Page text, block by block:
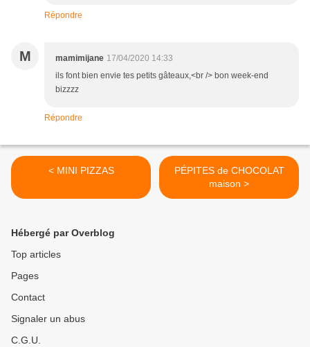
Répondre
M mamimijane 17/04/2020 14:33
ils font bien envie tes petits gâteaux,<br /> bon week-end
bizzzz
Répondre
< MINI PIZZAS
PÉPITES de CHOCOLAT
maison >
Hébergé par Overblog
Top articles
Pages
Contact
Signaler un abus
C.G.U.